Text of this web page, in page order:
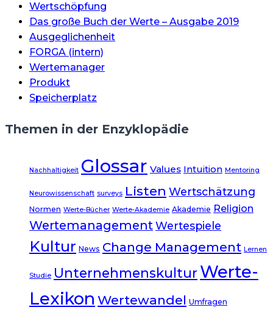
Wertschöpfung
Das große Buch der Werte – Ausgabe 2019
Ausgeglichenheit
FORGA (intern)
Wertemanager
Produkt
Speicherplatz
Themen in der Enzyklopädie
Nachhaltigkeit Glossar Values Intuition Mentoring
Neurowissenschaft surveys Listen Wertschätzung
Normen Werte-Bücher Werte-Akademie Akademie Religion
WertemanagementWertespiele
Kultur News Change Management Lernen
Studie Unternehmenskultur Werte-
Lexikon Wertewandel Umfragen